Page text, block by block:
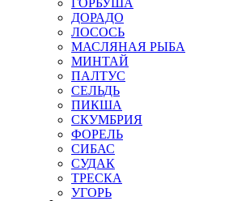
ГОРБУША
ДОРАДО
ЛОСОСЬ
МАСЛЯНАЯ РЫБА
МИНТАЙ
ПАЛТУС
СЕЛЬДЬ
ПИКША
СКУМБРИЯ
ФОРЕЛЬ
СИБАС
СУДАК
ТРЕСКА
УГОРЬ